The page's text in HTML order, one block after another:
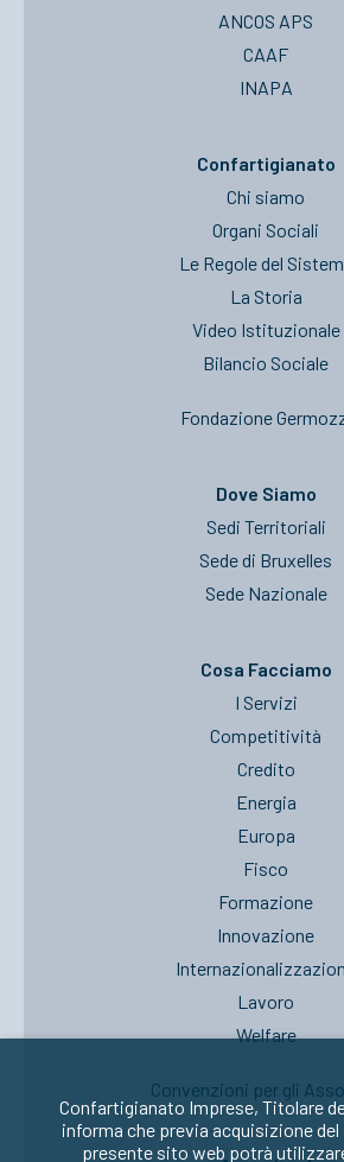
ANCOS APS
CAAF
INAPA
Confartigianato
Chi siamo
Organi Sociali
Le Regole del
La Storia
Video Istituzionale
Bilancio Sociale
Fondazione
Dove Siamo
Sedi Territoriali
Sede di Bruxelles
Sede Nazionale
Cosa Facciamo
I Servizi
Competitività
Credito
Energia
Europa
Fisco
Formazione
Innovazione
Lavoro
Welfare
Convenzioni per gli
Confartigianato Imprese, Titolare
informa che previa acquisizione
presente sito web potrà